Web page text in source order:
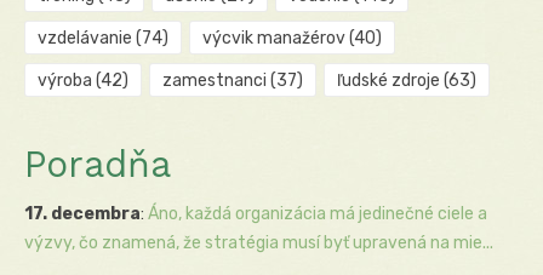
vzdelávanie (74) výcvik manažérov(40)
výroba (42) zamestnanci (37) ľudské zdroje (63)
Poradňa
17. decembra: Áno, každá organizácia má jedinečné ciele a
výzvy, čo znamená, že stratégia musí byť upravená na mie...